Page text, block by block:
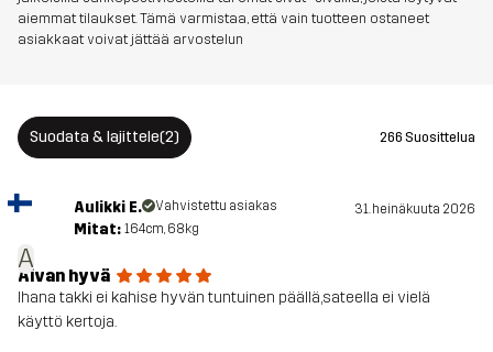
aiemmat tilaukset. Tämä varmistaa, että vain tuotteen ostaneet
asiakkaat voivat jättää arvostelun
Suodata & lajittele(2) 266 Suosittelua
A
Aulikki E. Vahvistettu asiakas 31. heinäkuuta 2026
Mitat: 164cm, 68kg
Aivan hyvä
Ihana takki ei kahise hyvän tuntuinen päällä,sateella ei vielä
käyttö kertoja.